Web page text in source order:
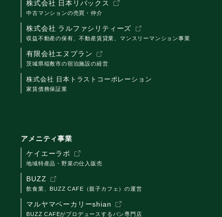
株式会社 日本リバックス
中古マンションの売買・仲介
株式会社 ラルファシリティーズ
収益不動産の保有、不動産賃貸業、マンスリーマンション事業
有限会社エヌプラン
茨城県稲敷市の宿泊施設の経営
株式会社 日本トラストコーポレーション
家賃債務保証業
アメニティ事業
ケイエーラボ
地域特産品・野菜の仕入販売
BUZZ
飲食業、BUZZ CAFE（親子カフェ）の運営
マルヤマベーカリーshian
BUZZ CAFEがプロデュースするパン専門店